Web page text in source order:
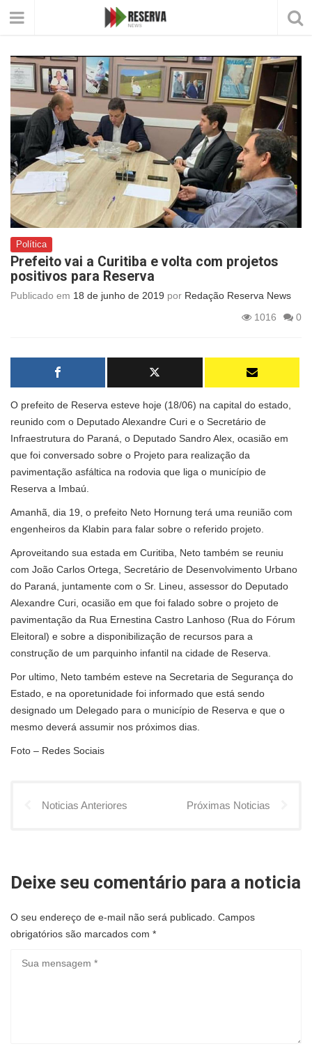
Política
Prefeito vai a Curitiba e volta com projetos
positivos para Reserva
Publicado em 18 de junho de 2019 por Redação Reserva News
1016
0
O prefeito de Reserva esteve hoje (18/06) na capital do estado,
reunido com o Deputado Alexandre Curi e o Secretário de
Infraestrutura do Paraná, o Deputado Sandro Alex, ocasião em
que foi conversado sobre o Projeto para realização da
pavimentação asfáltica na rodovia que liga o município de
Reserva a Imbaú.
Amanhã, dia 19, o prefeito Neto Hornung terá uma reunião com
engenheiros da Klabin para falar sobre o referido projeto.
Aproveitando sua estada em Curitiba, Neto também se reuniu
com João Carlos Ortega, Secretário de Desenvolvimento Urbano
do Paraná, juntamente com o Sr. Lineu, assessor do Deputado
Alexandre Curi, ocasião em que foi falado sobre o projeto de
pavimentação da Rua Ernestina Castro Lanhoso (Rua do Fórum
Eleitoral) e sobre a disponibilização de recursos para a
construção de um parquinho infantil na cidade de Reserva.
Por ultimo, Neto também esteve na Secretaria de Segurança do
Estado, e na oporetunidade foi informado que está sendo
designado um Delegado para o município de Reserva e que o
mesmo deverá assumir nos próximos dias.
Foto – Redes Sociais
Noticias Anteriores Próximas Noticias
Deixe seu comentário para a noticia
O seu endereço de e-mail não será publicado. Campos
obrigatórios são marcados com *